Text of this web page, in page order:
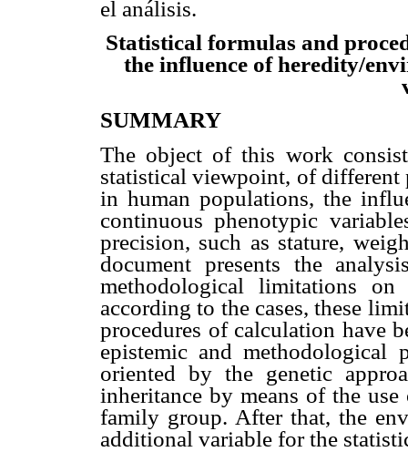
el análisis.
Statistical formulas and
the influence of heredity/
SUMMARY
The object of this work
statistical viewpoint, of different
in human populations, the
continuous phenotypic
precision, such as stature,
document presents the
methodological limitations
according to the cases, these
procedures of calculation have
epistemic and
oriented by the genetic
inheritance by means of the
family group. After that, the
additional variable for the